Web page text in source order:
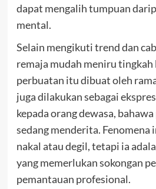
dapat mengalih tumpuan
mental.
Selain mengikuti trend dan
remaja mudah meniru tingkah
perbuatan itu dibuat oleh
juga dilakukan sebagai
kepada orang dewasa,
sedang menderita. Fenomena
nakal atau degil, tetapi ia
yang memerlukan sokongan
pemantauan profesional.